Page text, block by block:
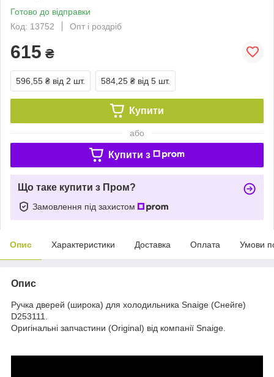
Готово до відправки
Код: 13752
Опт і роздріб
615 ₴
596,55 ₴ від 2 шт. 584,25 ₴ від 5 шт.
Купити
або
Купити з
Що таке купити з Пром?
Замовлення під захистом
Опис Характеристики Доставка Оплата Умови
Опис
Ручка дверей (широка) для холодильника Snaige (Снейге)
D253111.
Оригінальні запчастини (Original) від компанії Snaige.